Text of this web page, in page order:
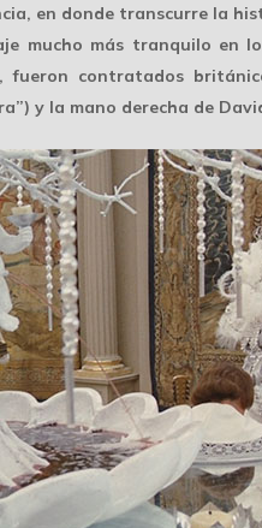
en donde transcurre la
mucho más tranquilo
fueron contratados
y la mano derecha de